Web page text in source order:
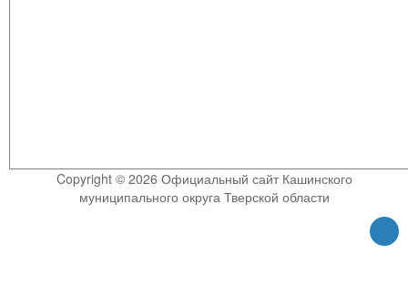
Copyright © 2026 Официальный сайт Кашинского
муниципального округа Тверской области